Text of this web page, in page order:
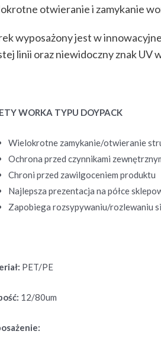
otwieranie i zamykanie
wyposażony jest w
linii oraz niewidoczny znak UV
WORKA TYPU DOYPACK
Wielokrotne zamykanie/otwieranie
Ochrona przed czynnikami
Chroni przed zawilgoceniem produktu
Najlepsza prezentacja na półce
Zapobiega rozsypywaniu/rozlewaniu
PET/PE
12/80um